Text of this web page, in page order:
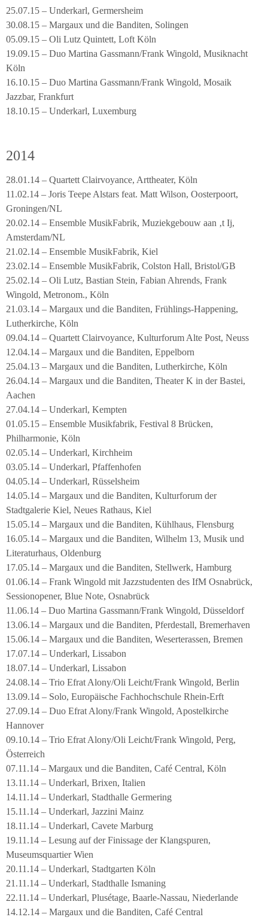
25.07.15 – Underkarl, Germersheim
30.08.15 – Margaux und die Banditen, Solingen
05.09.15 – Oli Lutz Quintett, Loft Köln
19.09.15 – Duo Martina Gassmann/Frank Wingold, Musiknacht
Köln
16.10.15 – Duo Martina Gassmann/Frank Wingold, Mosaik
Jazzbar, Frankfurt
18.10.15 – Underkarl, Luxemburg
2014
28.01.14 – Quartett Clairvoyance, Arttheater, Köln
11.02.14 – Joris Teepe Alstars feat. Matt Wilson, Oosterpoort,
Groningen/NL
20.02.14 – Ensemble MusikFabrik, Muziekgebouw aan ‚t Ij,
Amsterdam/NL
21.02.14 – Ensemble MusikFabrik, Kiel
23.02.14 – Ensemble MusikFabrik, Colston Hall, Bristol/GB
25.02.14 – Oli Lutz, Bastian Stein, Fabian Ahrends, Frank
Wingold, Metronom., Köln
21.03.14 – Margaux und die Banditen, Frühlings-Happening,
Lutherkirche, Köln
09.04.14 – Quartett Clairvoyance, Kulturforum Alte Post, Neuss
12.04.14 – Margaux und die Banditen, Eppelborn
25.04.13 – Margaux und die Banditen, Lutherkirche, Köln
26.04.14 – Margaux und die Banditen, Theater K in der Bastei,
Aachen
27.04.14 – Underkarl, Kempten
01.05.15 – Ensemble Musikfabrik, Festival 8 Brücken,
Philharmonie, Köln
02.05.14 – Underkarl, Kirchheim
03.05.14 – Underkarl, Pfaffenhofen
04.05.14 – Underkarl, Rüsselsheim
14.05.14 – Margaux und die Banditen, Kulturforum der
Stadtgalerie Kiel, Neues Rathaus, Kiel
15.05.14 – Margaux und die Banditen, Kühlhaus, Flensburg
16.05.14 – Margaux und die Banditen, Wilhelm 13, Musik und
Literaturhaus, Oldenburg
17.05.14 – Margaux und die Banditen, Stellwerk, Hamburg
01.06.14 – Frank Wingold mit Jazzstudenten des IfM Osnabrück,
Sessionopener, Blue Note, Osnabrück
11.06.14 – Duo Martina Gassmann/Frank Wingold, Düsseldorf
13.06.14 – Margaux und die Banditen, Pferdestall, Bremerhaven
15.06.14 – Margaux und die Banditen, Weserterassen, Bremen
17.07.14 – Underkarl, Lissabon
18.07.14 – Underkarl, Lissabon
24.08.14 – Trio Efrat Alony/Oli Leicht/Frank Wingold, Berlin
13.09.14 – Solo, Europäische Fachhochschule Rhein-Erft
27.09.14 – Duo Efrat Alony/Frank Wingold, Apostelkirche
Hannover
09.10.14 – Trio Efrat Alony/Oli Leicht/Frank Wingold, Perg,
Österreich
07.11.14 – Margaux und die Banditen, Café Central, Köln
13.11.14 – Underkarl, Brixen, Italien
14.11.14 – Underkarl, Stadthalle Germering
15.11.14 – Underkarl, Jazzini Mainz
18.11.14 – Underkarl, Cavete Marburg
19.11.14 – Lesung auf der Finissage der Klangspuren,
Museumsquartier Wien
20.11.14 – Underkarl, Stadtgarten Köln
21.11.14 – Underkarl, Stadthalle Ismaning
22.11.14 – Underkarl, Plusétage, Baarle-Nassau, Niederlande
14.12.14 – Margaux und die Banditen, Café Central